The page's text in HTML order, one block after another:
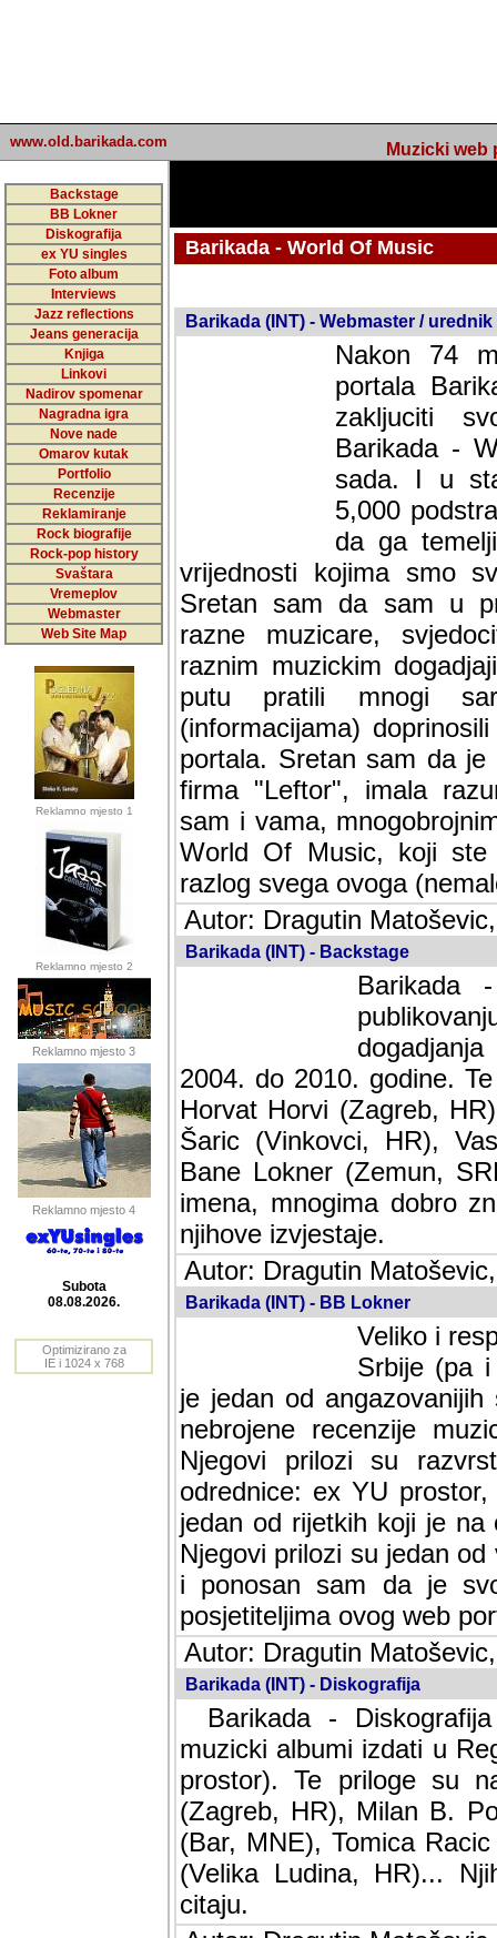
www.old.barikada.com Muzicki web
Backstage
BB Lokner
Diskografija
ex YU singles
Foto album
Interviews
Jazz reflections
Jeans generacija
Knjiga
Linkovi
Nadirov spomenar
Nagradna igra
Nove nade
Omarov kutak
Portfolio
Recenzije
Reklamiranje
Rock biografije
Rock-pop history
Svaštara
Vremeplov
Webmaster
Web Site Map
Reklamno mjesto 1
Reklamno mjesto 2
Reklamno mjesto 3
Reklamno mjesto 4
Barikada - World Of Music
Barikada (INT) - Webmaster / urednik
Nakon 74
portala
zakljuciti
Barikada -
sada. I u
5,000
da ga
vrijednosti kojima smo
Sretan sam da sam u
muzicare, svjedociti
muzickim dogadjajima...
mnogi saradnici koji
doprinosili vrijednosti i
sam da je i moj web
imala razumijevanja za
mnogobrojnim
Music, koji ste ga
ovoga (nemalog) rada.
Autor: Dragutin
Barikada (INT) - Backstage
Barikada
2004. do 2010. godine.
Horvat Horvi (Zagreb,
Šaric (Vinkovci, HR),
Bane Lokner (Zemun,
imena, mnogima dobro
njihove izvjestaje.
Autor: Dragutin
Barikada (INT) - BB Lokner
Veliko i
Srbije (pa i
jedan od angazovanijih
nebrojene recenzije
Njegovi prilozi su
odrednice: ex YU
jedan od rijetkih koji je
Njegovi prilozi su jedan
i ponosan sam da je
posjetiteljima ovog web
Autor: Dragutin
Barikada (INT) - Diskografija
Barikada -
muzicki albumi izdati u
prostor). Te priloge su
(Zagreb, HR), Milan B.
(Bar, MNE), Tomica
(Velika Ludina, HR)...
citaju.